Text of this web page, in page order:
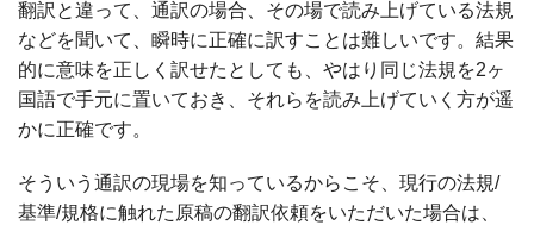
翻訳と違って、通訳の場合、その場で読み上げている法規
などを聞いて、瞬時に正確に訳すことは難しいです。結果
的に意味を正しく訳せたとしても、やはり同じ法規を2ヶ
国語で手元に置いておき、それらを読み上げていく方が遥
かに正確です。
そういう通訳の現場を知っているからこそ、現行の法規/
基準/規格に触れた原稿の翻訳依頼をいただいた場合は、